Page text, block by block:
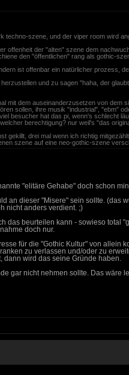
szene, und der viper room wird
offenheit der "alten" szene dem
den "öffentlichen" rang als gothic-
ist offenbar ein natürlicher prozess,
und zu sagen "haha, der
mit dem auseinanderzusetzen von dem
sollen, ihre musik "industrial", "ebm"
besucher hat das pi, wenn's schlecht
berechtigung? nur weil's "das
gekillt, drei mal wenn ich richtig mitgezählt
szene auf eine neo-gothic-szene
"elitäre Gehabe" doch schon
an dieser "Misere" sein sollte.
nicht anders verdient. ;)
das beurteilen kann - sowieso
doch nur.
für die "Gothic Kultur" von
zu verlassen und/oder zu
wird das seine Gründe haben.
gar nicht nehmen sollte. Das